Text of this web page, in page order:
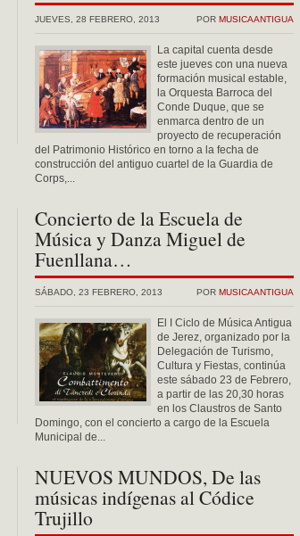
POR MUSICAANTIGUA
JUEVES, 28 FEBRERO, 2013
La capital cuenta desde
este jueves con una nueva
formación musical estable,
la Orquesta Barroca del
Conde Duque, que se
enmarca dentro de un
proyecto de recuperación
del Patrimonio Histórico en torno a la fecha de
construcción del antiguo cuartel de la Guardia de
Corps,...
Concierto de la Escuela de
Música y Danza Miguel de
Fuenllana…
POR MUSICAANTIGUA
SÁBADO, 23 FEBRERO, 2013
El I Ciclo de Música Antigua
de Jerez, organizado por la
Delegación de Turismo,
Cultura y Fiestas, continúa
este sábado 23 de Febrero,
a partir de las 20,30 horas
en los Claustros de Santo
Domingo, con el concierto a cargo de la Escuela
Municipal de...
NUEVOS MUNDOS, De las
músicas indígenas al Códice
Trujillo